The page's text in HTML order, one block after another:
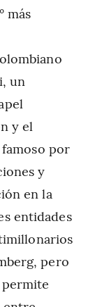
más
un
y el
por
y
en la
entidades
pero